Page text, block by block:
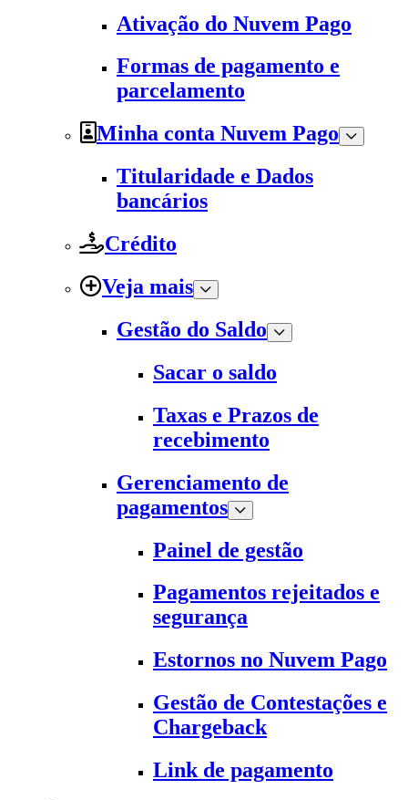
Ativação do Nuvem Pago
Formas de pagamento e
parcelamento
Minha conta Nuvem Pago
Titularidade e Dados
bancários
Crédito
Veja mais
Gestão do Saldo
Sacar o saldo
Taxas e Prazos de
recebimento
Gerenciamento de
pagamentos
Painel de gestão
Pagamentos rejeitados e
segurança
Estornos no Nuvem Pago
Gestão de Contestações e
Chargeback
Link de pagamento